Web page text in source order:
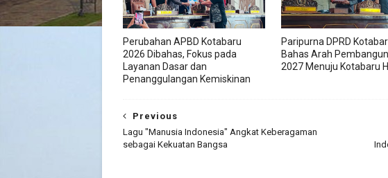
Perubahan APBD Kotabaru
2026 Dibahas, Fokus pada
Layanan Dasar dan
Penanggulangan Kemiskinan
Paripurna DPRD
Bahas Arah
2027 Menuju Kotabaru
Previous
Lagu "Manusia Indonesia" Angkat Keberagaman
sebagai Kekuatan Bangsa